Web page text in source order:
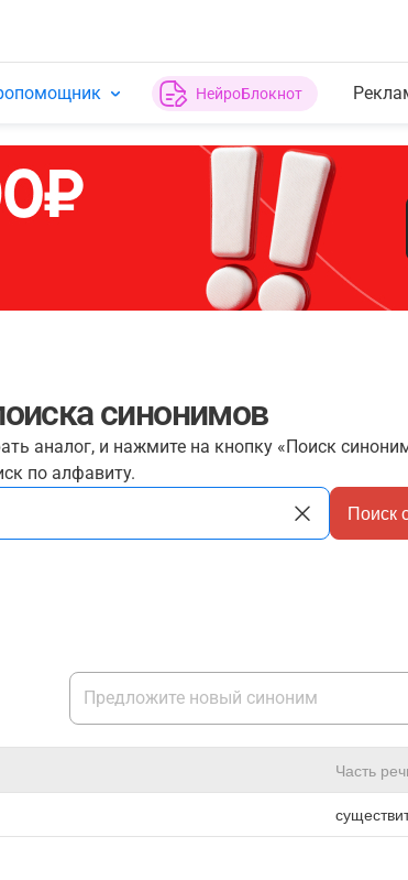
НейроБлокнот
синонимов
аналог, и нажмите на кнопку «Поиск
по алфавиту.
Поиск
Часть